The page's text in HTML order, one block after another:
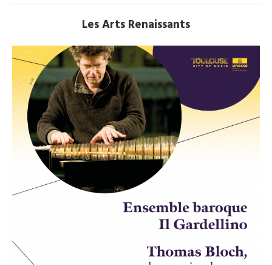
Les Arts Renaissants